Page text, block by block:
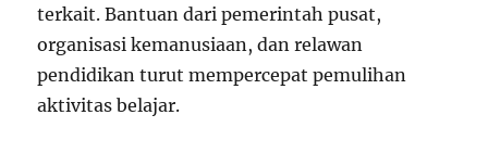
terkait. Bantuan dari pemerintah pusat,
organisasi kemanusiaan, dan relawan
pendidikan turut mempercepat pemulihan
aktivitas belajar.